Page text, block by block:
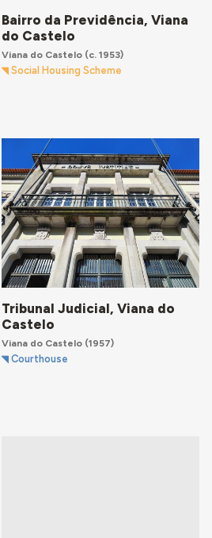
Bairro da Previdência, Viana
do Castelo
Viana do Castelo(c. 1953)
Social Housing Scheme
Tribunal Judicial, Viana do
Castelo
Viana do Castelo(1957)
Courthouse